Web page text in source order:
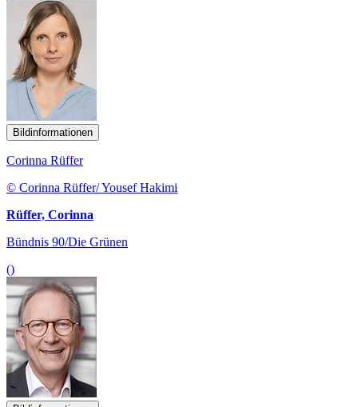
Bildinformationen
Corinna Rüffer
© Corinna Rüffer/ Yousef Hakimi
Rüffer, Corinna
Bündnis 90/Die Grünen
()